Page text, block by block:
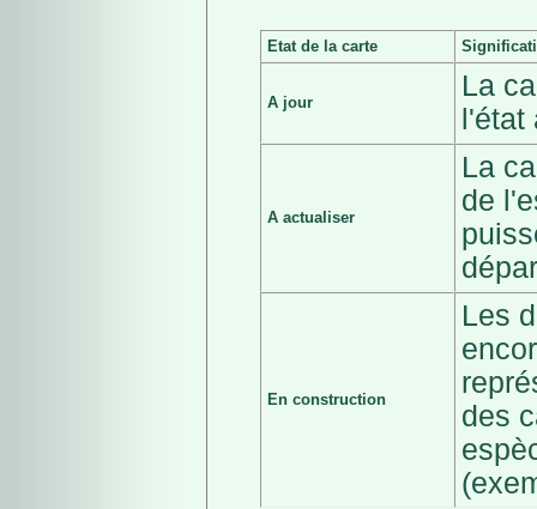
Etat de la carte
A jour
La
A actualiser
La
de
En construction
Les
des